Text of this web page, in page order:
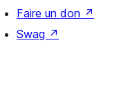
Faire un don ↗
Swag ↗